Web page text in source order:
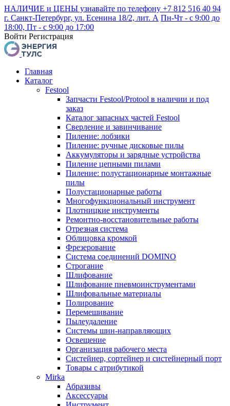
НАЛИЧИЕ и ЦЕНЫ узнавайте по телефону +7 812 516 40 94
г. Санкт-Петербург, ул. Есенина 18/2, лит. А Пн-Чт - с 9:00 до
18:00, Пт - с 9:00 до 17:00
Войти Регистрация
Главная
Каталог
Festool
Запчасти Festool/Protool в наличии и под
заказ
Каталог запасных частей Festool
Сверление и завинчивание
Пиление: лобзики
Пиление: ручные дисковые пилы
Аккумуляторы и зарядные устройства
Пиление цепными пилами
Пиление: полустационарные монтажные
пилы
Полустационарные работы
Многофункциональный инструмент
Плотницкие инструменты
Ремонтно-восстановительные работы
Отрезная система
Облицовка кромкой
Фрезерование
Система соединений DOMINO
Строгание
Шлифование
Шлифование пневмоинструментами
Шлифовальные материалы
Полирование
Перемешивание
Пылеудаление
Системы шин-направляющих
Освещение
Организация рабочего места
Систейнер, сортейнер и систейнерный порт
Товары с атрибутикой
Mirka
Абразивы
Аксессуары